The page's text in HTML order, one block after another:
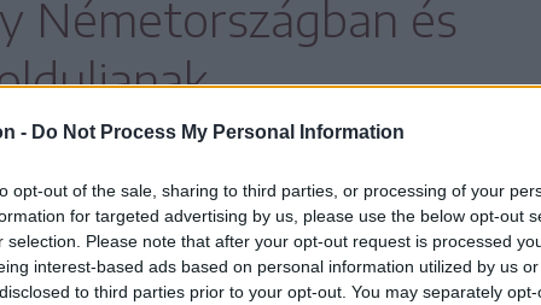
- Do Not Process My Personal Information
opt-out of the sale, sharing to third parties, or processing of your
for targeted advertising by us, please use the below opt-out
selection. Please note that after your opt-out request is processed
interest-based ads based on personal information utilized by us
to third parties prior to your opt-out. You may separately
Németországban és
közötti időszakban
toboroztak, Németországba vagy